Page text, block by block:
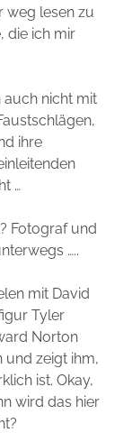
weg lesen zu
die ich mir
auch nicht mit
ihre
…
Fotograf und
…..
mit David
Tyler
Norton
und zeigt ihm,
ist. Okay,
wird das hier